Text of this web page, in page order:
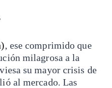
, ese comprimido que
milagrosa a la
su mayor crisis de
al mercado. Las